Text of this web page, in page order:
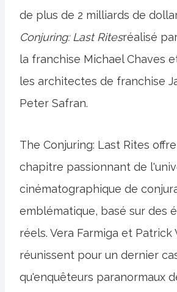
de plus de 2 milliards de
Conjuring: Last Ritesréalisé
la franchise Michael Chaves
les architectes de franchise
Peter Safran.
The Conjuring: Last Rites
chapitre passionnant de
cinématographique de
emblématique, basé sur des
réels. Vera Farmiga et Patrick
réunissent pour un dernier
qu'enquêteurs paranormaux